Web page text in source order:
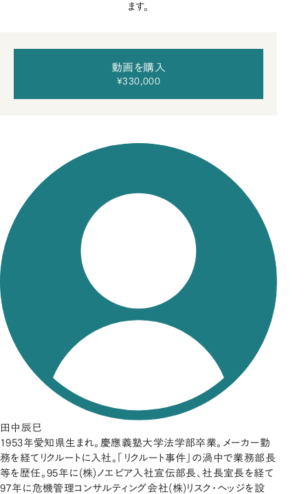
ます。
動画を購入
¥330,000
田中辰巳
1953年愛知県生まれ。慶應義塾大学法学部卒業。メーカー勤
務を経てリクルートに入社。「リクルート事件」の渦中で業務部長
等を歴任。95年に(株)ノエビア入社宣伝部長、社長室長を経て
97年に危機管理コンサルティング会社(株)リスク・ヘッジを設